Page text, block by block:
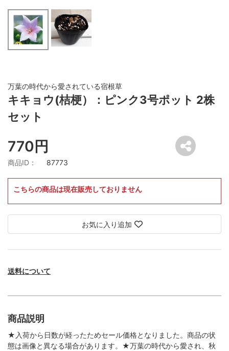
万葉の時代から愛されている宿根草
キキョウ(桔梗）：ピンク3号ポット 2株
セット
770円
商品ID： 87773
こちらの商品は現在販売しておりません
お気に入り追加
送料について
商品説明
★入荷から日数が経ったためセール価格となりました。商品の状
態は画像と異なる場合があります。★万葉の時代から愛され、秋